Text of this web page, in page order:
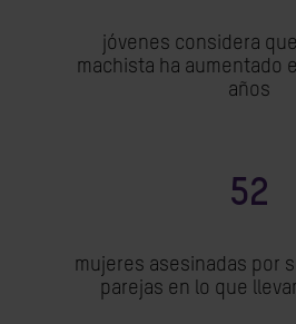
jóvenes considera
machista ha aumentado
años
52
mujeres asesinadas por
parejas en lo que